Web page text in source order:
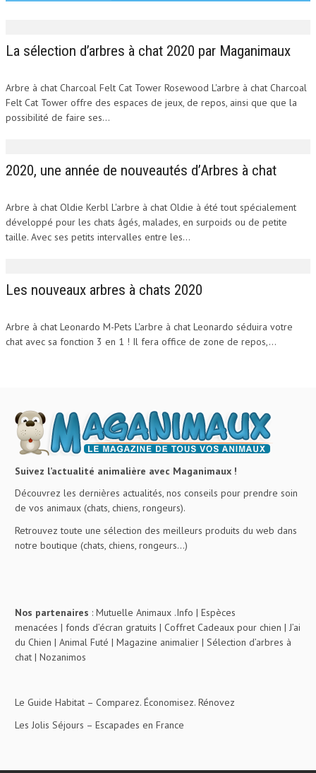
La sélection d’arbres à chat 2020 par Maganimaux
Arbre à chat Charcoal Felt Cat Tower Rosewood L'arbre à chat Charcoal
Felt Cat Tower offre des espaces de jeux, de repos, ainsi que que la
possibilité de faire ses...
2020, une année de nouveautés d’Arbres à chat
Arbre à chat Oldie Kerbl L'arbre à chat Oldie à été tout spécialement
développé pour les chats âgés, malades, en surpoids ou de petite
taille. Avec ses petits intervalles entre les...
Les nouveaux arbres à chats 2020
Arbre à chat Leonardo M-Pets L'arbre à chat Leonardo séduira votre
chat avec sa fonction 3 en 1 ! Il fera office de zone de repos,...
Suivez l’actualité animalière avec Maganimaux !
Découvrez les dernières actualités, nos conseils pour prendre soin
de vos animaux (chats, chiens, rongeurs).
Retrouvez toute une sélection des meilleurs produits du web dans
notre boutique (chats, chiens, rongeurs…)
Nos partenaires : Mutuelle Animaux .Info | Espèces
menacées | fonds d’écran gratuits | Coffret Cadeaux pour chien | J’ai
du Chien | Animal Futé | Magazine animalier | Sélection d’arbres à
chat | Nozanimos
Le Guide Habitat – Comparez. Économisez. Rénovez
Les Jolis Séjours – Escapades en France